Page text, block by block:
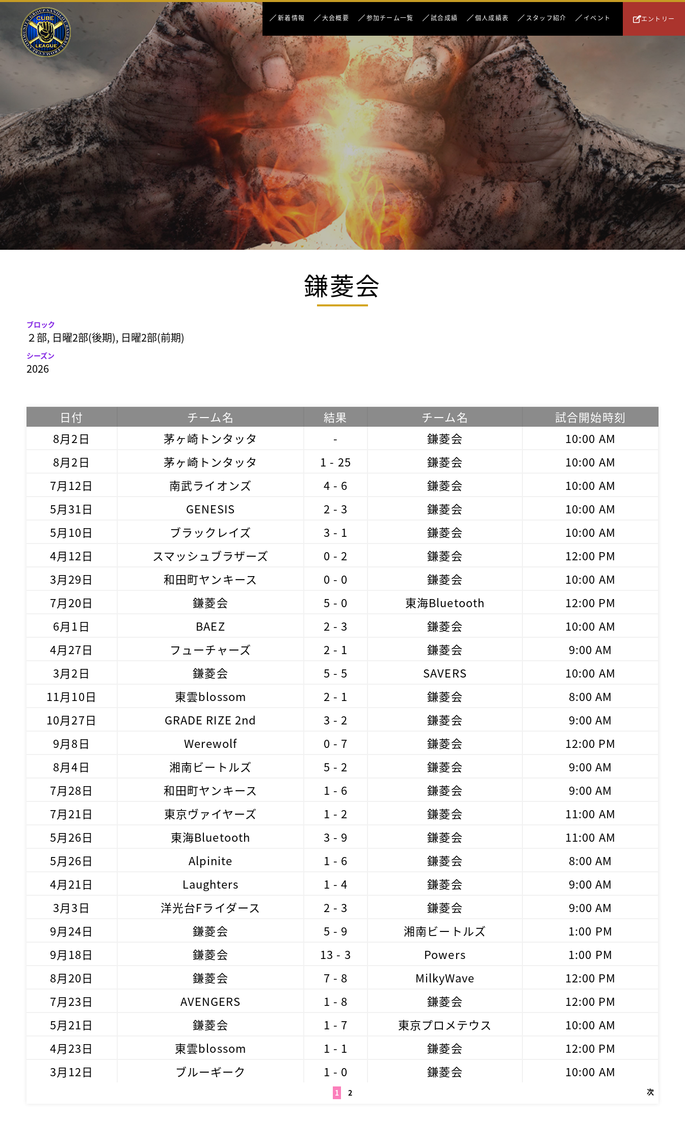
新着情報 大会概要 参加チーム一覧 試合成績 個人成績表 スタッフ紹介 イベント エントリー
鎌菱会
ブロック
２部, 日曜2部(後期), 日曜2部(前期)
シーズン
2026
日付 チーム名 結果 チーム名
試合開始時刻
8月2日
茅ヶ崎トンタッタ - 鎌菱会
10:00 AM
8月2日
茅ヶ崎トンタッタ 1 - 25 鎌菱会
10:00 AM
7月12日
南武ライオンズ 4 - 6 鎌菱会
10:00 AM
5月31日
GENESIS 2 - 3 鎌菱会
10:00 AM
5月10日
ブラックレイズ 3 - 1 鎌菱会
10:00 AM
4月12日
スマッシュブラザーズ 0 - 2 鎌菱会
12:00 PM
3月29日
和田町ヤンキース 0 - 0 鎌菱会
10:00 AM
7月20日
鎌菱会 5 - 0 東海Bluetooth
12:00 PM
6月1日
BAEZ 2 - 3 鎌菱会
10:00 AM
4月27日
フューチャーズ 2 - 1 鎌菱会
9:00 AM
3月2日
鎌菱会 5 - 5 SAVERS
10:00 AM
11月10日
東雲blossom 2 - 1 鎌菱会
8:00 AM
10月27日
GRADE RIZE 2nd 3 - 2 鎌菱会
9:00 AM
9月8日
Werewolf 0 - 7 鎌菱会
12:00 PM
8月4日
湘南ビートルズ 5 - 2 鎌菱会
9:00 AM
7月28日
和田町ヤンキース 1 - 6 鎌菱会
9:00 AM
7月21日
東京ヴァイヤーズ 1 - 2 鎌菱会
11:00 AM
5月26日
東海Bluetooth 3 - 9 鎌菱会
11:00 AM
5月26日
Alpinite 1 - 6 鎌菱会
8:00 AM
4月21日
Laughters 1 - 4 鎌菱会
9:00 AM
3月3日
洋光台Fライダース 2 - 3 鎌菱会
9:00 AM
9月24日
鎌菱会 5 - 9 湘南ビートルズ
1:00 PM
9月18日
鎌菱会 13 - 3 Powers
1:00 PM
8月20日
鎌菱会 7 - 8 MilkyWave
12:00 PM
7月23日
AVENGERS 1 - 8 鎌菱会
12:00 PM
5月21日
鎌菱会 1 - 7 東京プロメテウス
10:00 AM
4月23日
東雲blossom 1 - 1 鎌菱会
12:00 PM
3月12日
ブルーギーク 1 - 0 鎌菱会 10:00 AM
1 2 次